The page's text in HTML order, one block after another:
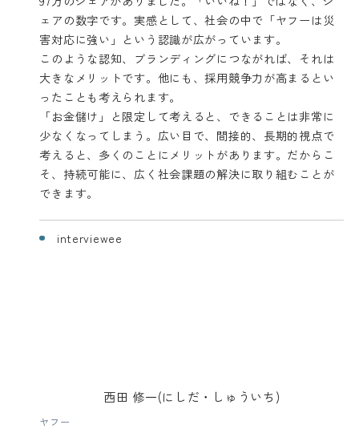
ェアの数字です。実感として、社会の中で「ヤフーは災
害対応に強い」という認識が広がっています。
このような認知、ブランディングにつながれば、それは
大きなメリットです。他にも、採用競争力が高まるとい
ったことも考えられます。
「お金儲け」と限定して考えると、できることは非常に
少なくなってしまう。広い目で、間接的、長期的視点で
考えると、多くのことにメリットがあります。だからこ
そ、持続可能に、広く社会課題の解決に取り組むことが
できます。
interviewee
西田 修一(にしだ・しゅういち)
ヤフー